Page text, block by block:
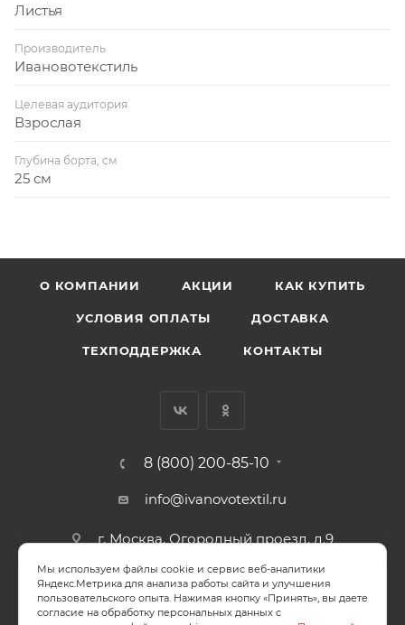
Листья
Производитель
Ивановотекстиль
Целевая аудитория
Взрослая
Глубина борта, см
25 см
О КОМПАНИИ АКЦИИ КАК КУПИТЬ
УСЛОВИЯ ОПЛАТЫ ДОСТАВКА
ТЕХПОДДЕРЖКА КОНТАКТЫ
8 (800) 200-85-10
info@ivanovotextil.ru
г. Москва, Огородный проезд, д.9
СОГЛАСИЕ НА ОБРАБОТКУ ПЕРСОНАЛЬНЫХ ДАННЫХ
Мы используем файлы cookie и сервис веб-аналитики
Яндекс.Метрика для анализа работы сайта и улучшения
пользовательского опыта. Нажимая кнопку «Принять», вы даете
согласие на обработку персональных данных с